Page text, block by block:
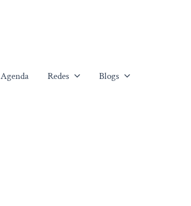
Agenda Redes Blogs